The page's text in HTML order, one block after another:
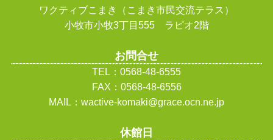
ワクティブこまき（こまき市民交流テラス）
小牧市小牧3丁目555 ラピオ2階
お問合せ
TEL：0568-48-6555
FAX：0568-48-6556
MAIL：wactive-komaki@grace.ocn.ne.jp
休館日